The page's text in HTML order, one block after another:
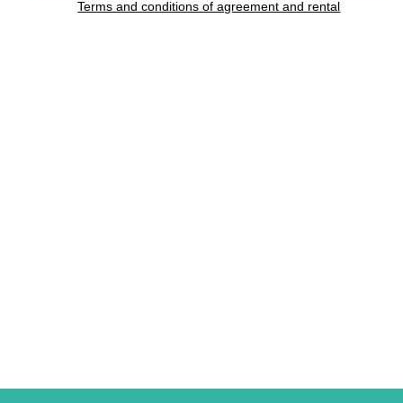
Terms and conditions of agreement and rental